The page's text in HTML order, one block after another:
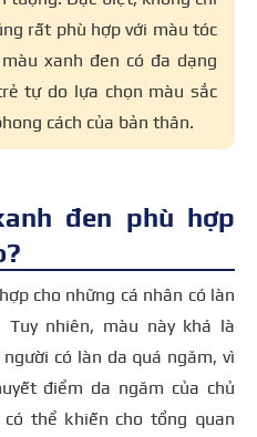
để đảm bảo tính chính
rất phù hợp với màu tóc
xanh đen có đa dạng
tự do lựa chọn màu sắc
cách của bản thân.
đen phù hợp
cho những cá nhân có làn
Tuy nhiên, màu này khá là
có làn da quá ngăm, vì
điểm da ngăm của chủ
thể khiến cho tổng quan